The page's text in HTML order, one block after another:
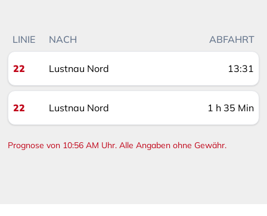
LINIE NACH ABFAHRT
22 Lustnau Nord 13:31
22 Lustnau Nord 1 h 35 Min
Prognose von 10:56 AM Uhr. Alle Angaben ohne Gewähr.